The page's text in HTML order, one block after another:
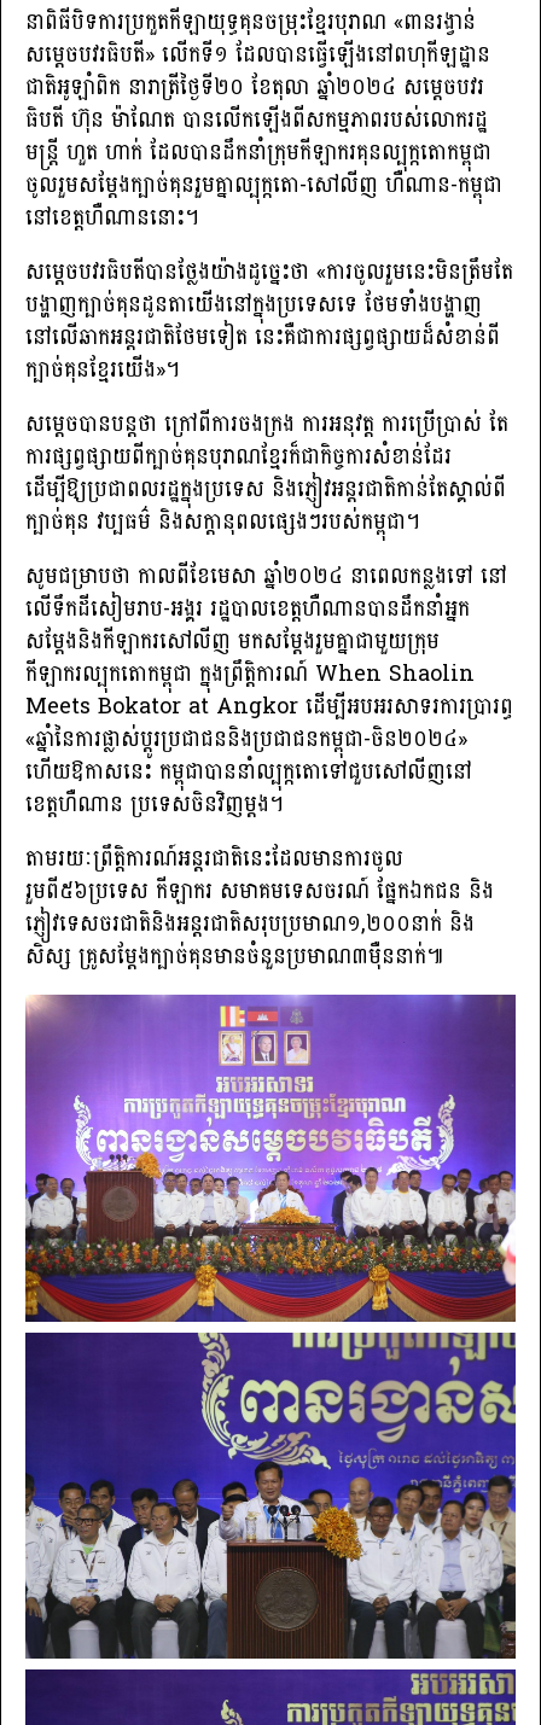
នាពិធីបិទការប្រកួតកីឡាយុទ្ធគុនចម្រុះខ្មែរបុរាណ «ពានរង្វាន់
សម្ដេចបវរធិបតី» លើកទី១ ដែលបានធ្វើឡើងនៅពហុកីឡដ្ឋាន
ជាតិអូឡាំពិក នារាត្រីថ្ងៃទី២០ ខែតុលា ឆ្នាំ២០២៤ សម្ដេចបវរ
ធិបតី ហ៊ុន ម៉ាណែត បានលើកឡើងពីសកម្មភាពរបស់លោករដ្ឋ
មន្ត្រី ហួត ហាក់ ដែលបានដឹកនាំក្រុមកីឡាករគុនល្បុក្កតោកម្ពុជា
ចូលរួមសម្តែងក្បាច់គុនរួមគ្នាល្បុក្កតោ-សៅលីញ ហឺណាន-កម្ពុជា
នៅខេត្តហឺណាននោះ។
សម្ដេចបវរធិបតីបានថ្លែងយ៉ាងដូច្នេះថា «ការចូលរួមនេះមិនត្រឹមតែ
បង្ហាញក្បាច់គុនដូនតាយើងនៅក្នុងប្រទេសទេ ថែមទាំងបង្ហាញ
នៅលើឆាកអន្តរជាតិថែមទៀត នេះគឺជាការផ្សព្វផ្សាយដ៏សំខាន់ពី
ក្បាច់គុនខ្មែរយើង»។
សម្ដេចបានបន្តថា ក្រៅពីការចងក្រង ការអនុវត្ត ការប្រើប្រាស់ តែ
ការផ្សព្វផ្សាយពីក្បាច់គុនបុរាណខ្មែរក៏ជាកិច្ចការសំខាន់ដែរ
ដើម្បីឱ្យប្រជាពលរដ្ឋក្នុងប្រទេស និងភ្ញៀវអន្តរជាតិកាន់តែស្គាល់ពី
ក្បាច់គុន វប្បធម៌ និងសក្ដានុពលផ្សេងៗរបស់កម្ពុជា។
សូមជម្រាបថា កាលពីខែមេសា ឆ្នាំ២០២៤ នាពេលកន្លងទៅ នៅ
លើទឹកដីសៀមរាប-អង្គរ រដ្ឋបាលខេត្តហឺណានបានដឹកនាំអ្នក
សម្តែងនិងកីឡាករសៅលីញ មកសម្តែងរួមគ្នាជាមួយក្រុម
កីឡាករល្បុកតោកម្ពុជា ក្នុងព្រឹត្តិការណ៍ When Shaolin
Meets Bokator at Angkor ដើម្បីអបអរសាទរការប្រារព្ធ
«ឆ្នាំនៃការផ្លាស់ប្តូរប្រជាជននិងប្រជាជនកម្ពុជា-ចិន២០២៤»
ហើយឱកាសនេះ កម្ពុជាបាននាំល្បុក្កតោទៅជួបសៅលីញនៅ
ខេត្តហឺណាន ប្រទេសចិនវិញម្តង។
តាមរយៈព្រឹត្តិការណ៍អន្តរជាតិនេះដែលមានការចូល
រួមពី៥៦ប្រទេស កីឡាករ សមាគមទេសចរណ៍ ផ្នែកឯកជន និង
ភ្ញៀវទេសចរជាតិនិងអន្តរជាតិសរុបប្រមាណ១,២០០នាក់ និង
សិស្ស គ្រូសម្តែងក្បាច់គុនមានចំនួនប្រមាណ៣ម៉ឺននាក់៕